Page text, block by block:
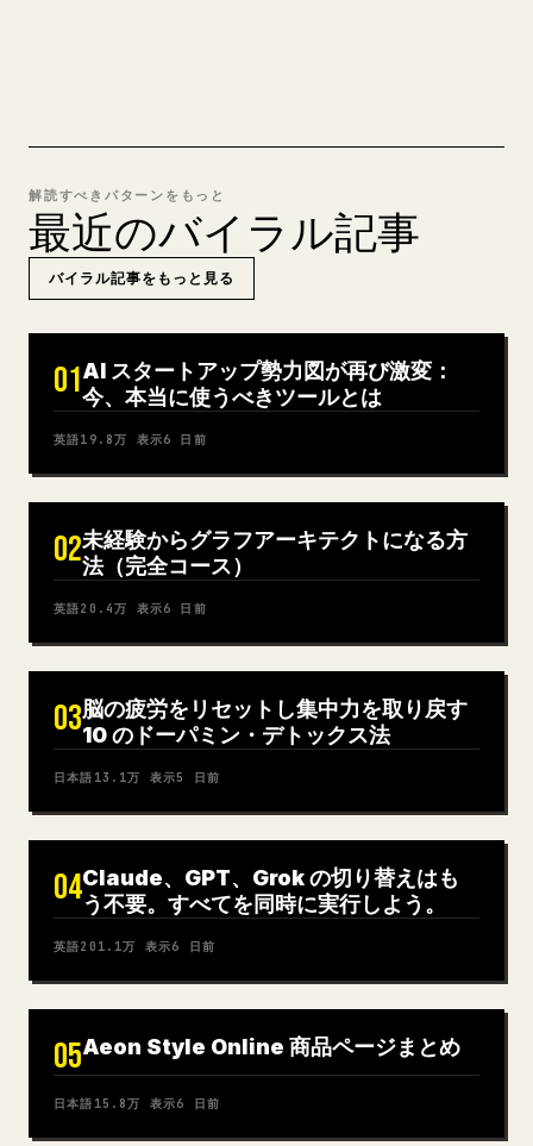
解読すべきパターンをもっと
最近のバイラル記事
バイラル記事をもっと見る
01AI スタートアップ勢力図が再び激変：
今、本当に使うべきツールとは
英語19.8万 表示6 日前
02未経験からグラフアーキテクトになる方
法（完全コース）
英語20.4万 表示6 日前
03脳の疲労をリセットし集中力を取り戻す
10 のドーパミン・デトックス法
日本語 13.1万 表示5 日前
04Claude、GPT、Grok の切り替えはも
う不要。すべてを同時に実行しよう。
英語201.1万 表示6 日前
05Aeon Style Online 商品ページまとめ
日本語 15.8万 表示6 日前